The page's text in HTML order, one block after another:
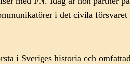
i det civila försvaret
i Sveriges historia och